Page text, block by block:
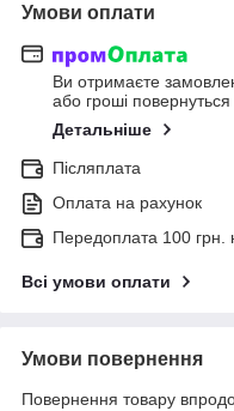
Умови оплати
Ви отримаєте
або гроші
Детальніше
Післяплата
Оплата на рахунок
Передоплата 100
Всі умови оплати
Умови повернення
Повернення товару